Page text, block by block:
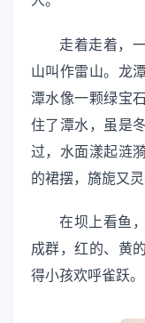
走着走着，
山叫作雷山。龙
潭水像一颗绿宝
住了潭水，虽是
过，水面漾起涟
的裙摆，旖旎又灵
在坝上看鱼
成群，红的、黄
得小孩欢呼雀跃。